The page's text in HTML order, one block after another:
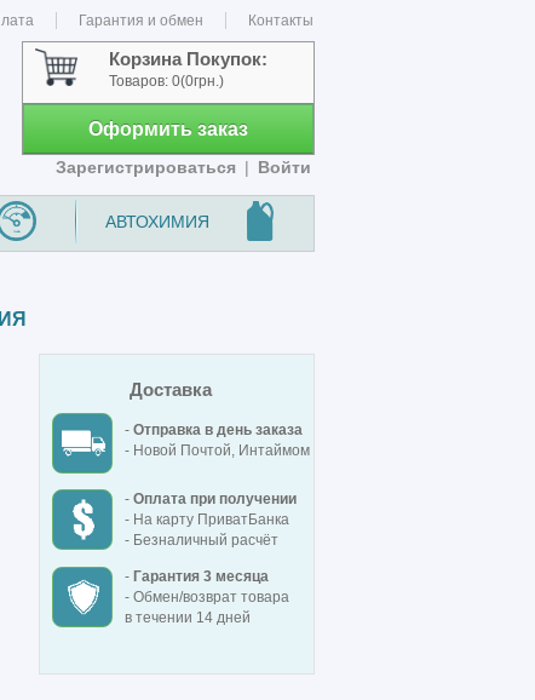
Гарантия и обмен Контакты
Корзина Покупок:
Товаров: 0(0грн.)
Оформить заказ
Зарегистрироваться | Войти
АВТОХИМИЯ
Доставка
- Отправка в день заказа
- Новой Почтой, Интаймом
- Оплата при получении
- На карту ПриватБанка
- Безналичный расчёт
- Гарантия 3 месяца
- Обмен/возврат товара
в течении 14 дней